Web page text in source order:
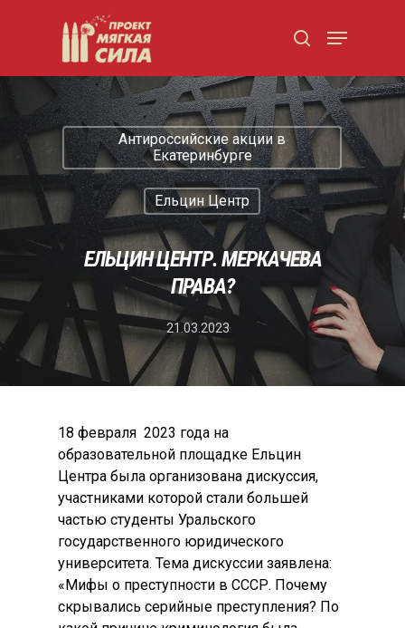
Нажмите Enter для поиска или ESC для
закрытия
Антироссийские акции в
Екатеринбурге
Ельцин Центр
ЕЛЬЦИН ЦЕНТР. МЕРКАЧЕВА
ПРАВА?
21.03.2023
18 февраля 2023 года на
образовательной площадке Ельцин
Центра была организована дискуссия,
участниками которой стали большей
частью студенты Уральского
государственного юридического
университета. Тема дискуссии заявлена:
«Мифы о преступности в СССР. Почему
скрывались серийные преступления? По